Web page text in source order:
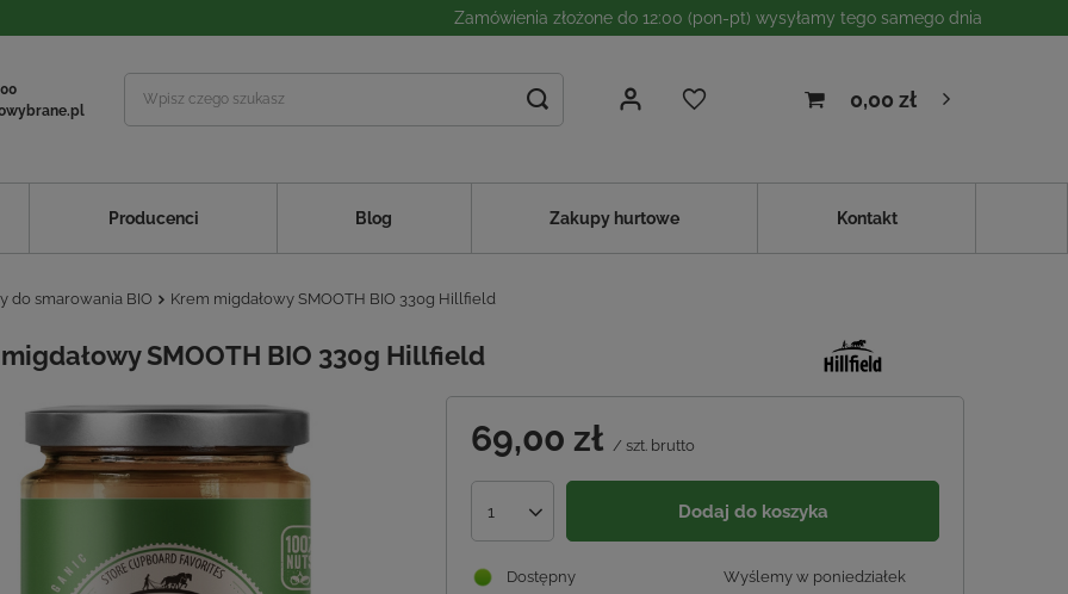
Zamówienia złożone do 12:00 (pon-pt) wysyłamy tego samego dnia
0,00 zł
Producenci Blog Zakupy hurtowe Kontakt
do smarowania BIO Krem migdałowy SMOOTH BIO 330g Hillfield
SMOOTH BIO 330g Hillfield
69,00 zł / szt. brutto
1 Dodaj do koszyka
Wyślemyw poniedziałek
Dostępny